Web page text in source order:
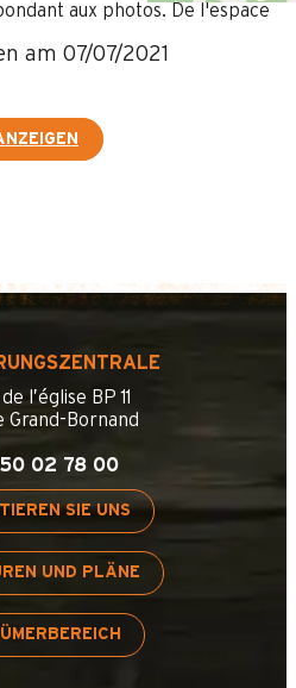
aux photos. De l'espace
am 07/07/2021
l’église BP 11
Grand-Bornand
02 78 00
SIE UNS
UND PLÄNE